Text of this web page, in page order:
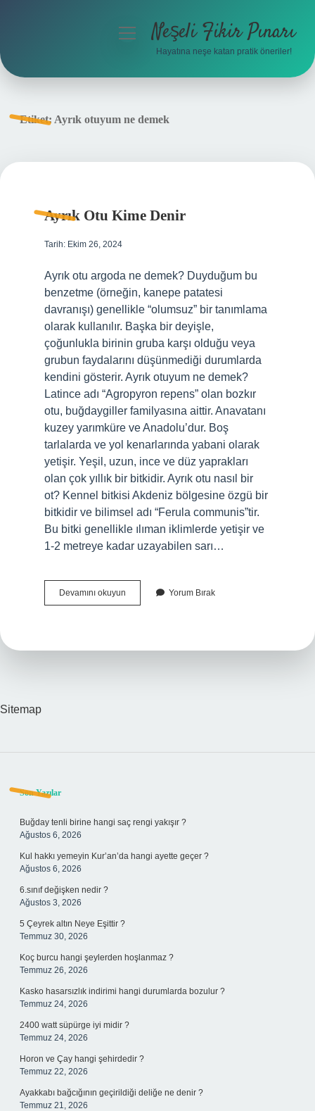
menüyüNeşeli Fikir Pınarı
Hayatına neşe katan pratik öneriler!
Etiket: Ayrık otuyum ne demek
Ayrık Otu Kime Denir
Tarih: Ekim 26, 2024
Ayrık otu argoda ne demek? Duyduğum bu
benzetme (örneğin, kanepe patatesi
davranışı) genellikle “olumsuz” bir tanımlama
olarak kullanılır. Başka bir deyişle,
çoğunlukla birinin gruba karşı olduğu veya
grubun faydalarını düşünmediği durumlarda
kendini gösterir. Ayrık otuyum ne demek?
Latince adı “Agropyron repens” olan bozkır
otu, buğdaygiller familyasına aittir. Anavatanı
kuzey yarımküre ve Anadolu’dur. Boş
tarlalarda ve yol kenarlarında yabani olarak
yetişir. Yeşil, uzun, ince ve düz yaprakları
olan çok yıllık bir bitkidir. Ayrık otu nasıl bir
ot? Kennel bitkisi Akdeniz bölgesine özgü bir
bitkidir ve bilimsel adı “Ferula communis”tir.
Bu bitki genellikle ılıman iklimlerde yetişir ve
1-2 metreye kadar uzayabilen sarı…
Devamını okuyun
Otu
Yorum Bırak
Sitemap
Sidebar
Son Yazılar
Buğday tenli birine hangi saç rengi yakışır ?
Ağustos 6, 2026
Kul hakkı yemeyin Kur’an’da hangi ayette geçer ?
Ağustos 6, 2026
6.sınıf değişken nedir ?
Ağustos 3, 2026
5 Çeyrek altın Neye Eşittir ?
Temmuz 30, 2026
Koç burcu hangi şeylerden hoşlanmaz ?
Temmuz 26, 2026
Kasko hasarsızlık indirimi hangi durumlarda bozulur ?
Temmuz 24, 2026
2400 watt süpürge iyi midir ?
Temmuz 24, 2026
Horon ve Çay hangi şehirdedir ?
Temmuz 22, 2026
Ayakkabı bağcığının geçirildiği deliğe ne denir ?
Temmuz 21, 2026